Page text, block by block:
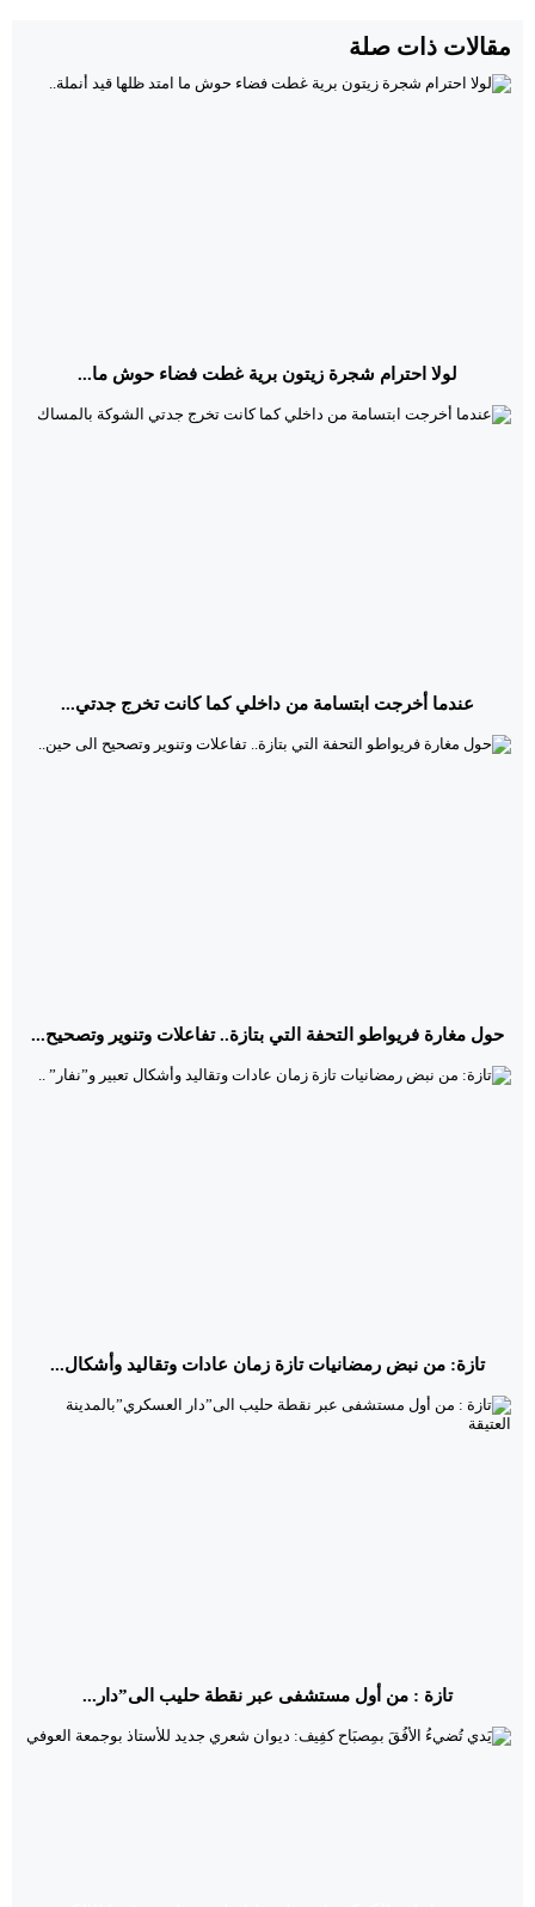
مقالات ذات صلة
لولا احترام شجرة زيتون برية غطت فضاء حوش ما...
عندما أخرجت ابتسامة من داخلي كما كانت تخرج جدتي...
حول مغارة فريواطو التحفة التي بتازة.. تفاعلات وتنوير وتصحيح...
تازة: من نبض رمضانيات تازة زمان عادات وتقاليد وأشكال...
تازة : من أول مستشفى عبر نقطة حليب الى”دار...